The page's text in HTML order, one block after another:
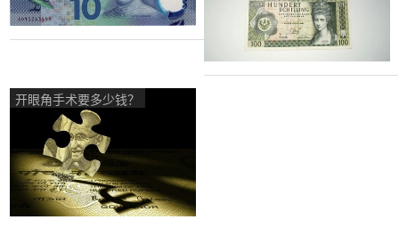
开眼角手术要多少钱？